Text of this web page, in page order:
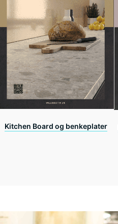
Kitchen Board og benkeplater